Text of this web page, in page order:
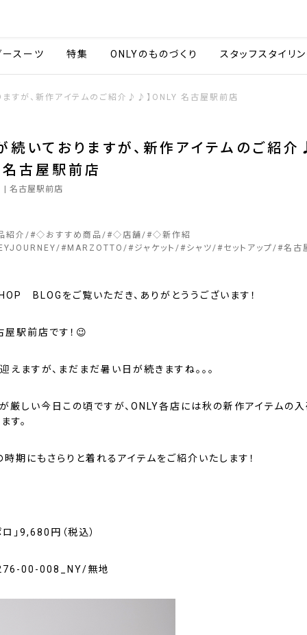
スーツ 特集 ONLYのものづくり スタッフスタイリ
ますが、新作アイテムのご紹介♪♪】ONLY 名古屋駅前店
続いておりますが、新作アイテムのご紹
古屋駅前店
| 名古屋駅前店
紹介 #◇おすすめ商品 #◇店舗 #◇新作紹
# MARZOTTO #ジャケット #シャツ #セットアップ #名古
BLOGをご覧いただき、ありがとううございます！
屋駅前店です！😉
えますが、まだまだ暑い日が続きますね。。。
が厳しい今日この頃ですが、ONLY各店には秋の新作アイテムの
す。
期にもさらりと着れるアイテムをご紹介いたします！
ロ」9,680円（税込）
00-008_NY/無地